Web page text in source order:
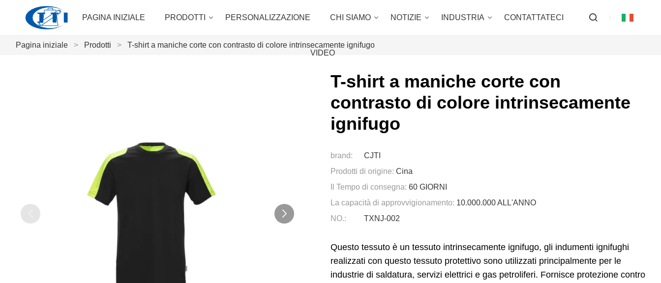
PAGINA INIZIALE PRODOTTI PERSONALIZZAZIONE CHI SIAMO NOTIZIE INDUSTRIA CONTATTATECI
VIDEO
Pagina iniziale > Prodotti > T-shirt a maniche corte con contrasto di colore intrinsecamente ignifugo
T-shirt a maniche corte con
contrasto di colore intrinsecamente
ignifugo
brand:
CJTI
Prodotti di origine: Cina
Il Tempo di consegna: 60 GIORNI
La capacità di approvvigionamento: 10.000.000 ALL'ANNO
NO.:
TXNJ-002
Questo tessuto è un tessuto intrinsecamente ignifugo, gli indumenti ignifughi
realizzati con questo tessuto protettivo sono utilizzati principalmente per le
industrie di saldatura, servizi elettrici e gas petroliferi. Fornisce protezione contro